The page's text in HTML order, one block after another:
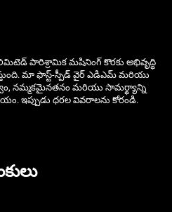
పారిశ్రామిక మషినింగ్ కొరకు అభివృద్ధి
మా ఫాస్ట్-స్పీడ్ వైర్ ఎడిఎమ్ మరియు
నమ్మకమైనతనం మరియు సామర్థ్యాన్ని
ఇప్పుడు ధరల వివరాలను కోరండి.